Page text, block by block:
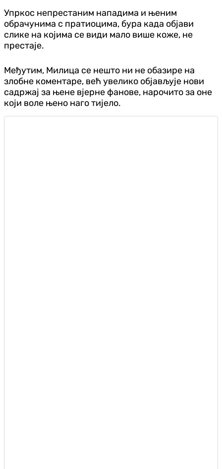
Упркос непрестаним нападима и њеним
обрачунима с пратиоцима, бура када објави
слике на којима се види мало више коже, не
престаје.
Међутим, Милица се нешто ни не обазире на
злобне коментаре, већ увелико објављује нови
садржај за њене вјерне фанове, нарочито за оне
који воле њено наго тијело.